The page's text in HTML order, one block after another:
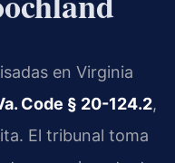
en Virginia
Code § 20-124.2,
El tribunal toma